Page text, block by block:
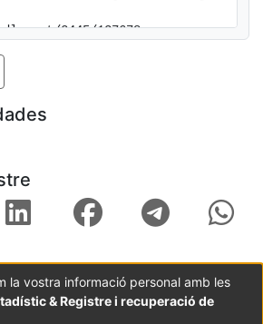
2445/137678
la vostra informació personal amb les
& Registre i recuperació de